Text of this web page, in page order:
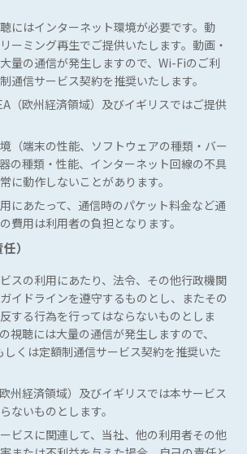
にはインターネット環境が必要です。動
ーミング再生でご提供いたします。動画・
量の通信が発生しますので、Wi-Fiのご利
通信サービス契約を推奨いたします。
（欧州経済領域）及びイギリスではご提供
（端末の性能、ソフトウェアの種類・バー
の種類・性能、インターネット回線の不具
に動作しないことがあります。
にあたって、通信時のパケット料金など通
費用は利用者の負担となります。
）
スの利用にあたり、法令、その他行政機関
イドラインを遵守するものとし、またその
する行為を行ってはならないものとしま
視聴には大量の通信が発生しますので、
くは定額制通信サービス契約を推奨いた
州経済領域）及びイギリスでは本サービス
ないものとします。
ビスに関連して、当社、他の利用者その他